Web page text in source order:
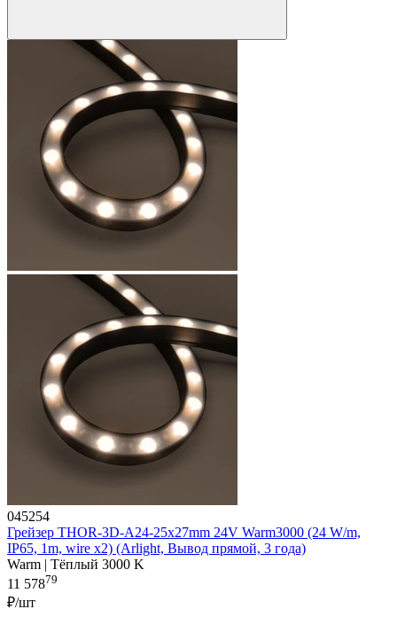
045254
Грейзер THOR-3D-A24-25x27mm 24V Warm3000 (24 W/m,
IP65, 1m, wire x2) (Arlight, Вывод прямой, 3 года)
Warm | Тёплый 3000 K
11 57879
₽/шт